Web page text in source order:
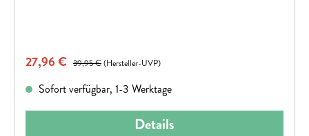
Verkaufspreis:
27,96 € Regulärer Preis:
39,95 €(Hersteller-UVP)
Sofort verfügbar, 1-3 Werktage
Details